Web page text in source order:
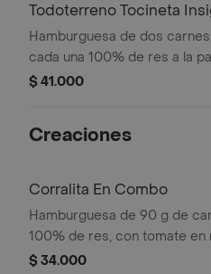
Todoterreno Tocineta
Hamburguesa de dos
cada una 100% de res a la
salsa BBQ, tocineta, queso
tomate y mostaza en pan papa
$ 41.000
Creaciones
Corralita En Combo
Hamburguesa de 90 g de
100% de res, con tomate en
cebolla en rodajas, lechuga,
$ 34.000